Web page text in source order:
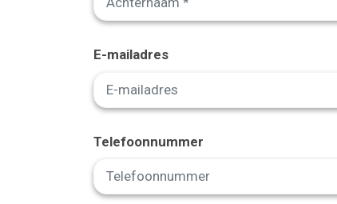
E-mailadres
Telefoonnummer